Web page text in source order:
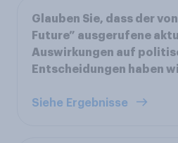
Glauben Sie, dass der
Future” ausgerufene
Auswirkungen auf
Entscheidungen haben
Siehe Ergebnisse